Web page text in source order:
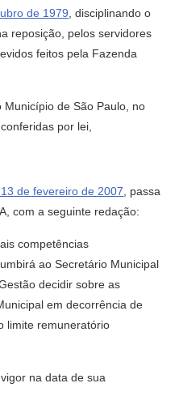
de 1979 , disciplinando o
reposição, pelos servidores
feitos pela Fazenda
Município de São Paulo, no
por lei,
de fevereiro de 2007 , passa
com a seguinte redação:
competências
ao Secretário Municipal
decidir sobre as
em decorrência de
limite remuneratório
na data de sua